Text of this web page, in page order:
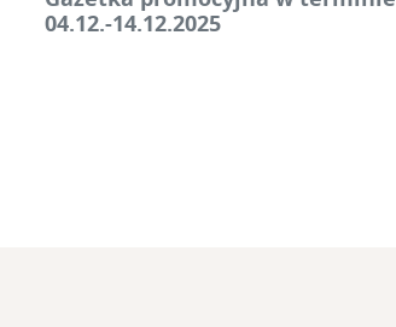
04.12.-14.12.2025